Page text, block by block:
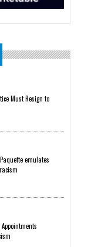
Must Resign to
emulates